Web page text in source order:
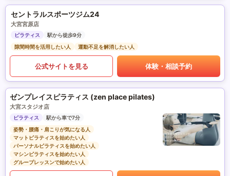
セントラルスポーツジム24
大宮宮原店
ピラティス
駅から徒歩9分
隙間時間を活用したい人
運動不足を解消したい人
公式サイトを見る 体験・相談予約
ゼンプレイスピラティス (zen place pilates)
大宮スタジオ店
ピラティス
駅から車で7分
姿勢・腰痛・肩こりが気になる人
マットピラティスを始めたい人
パーソナルピラティスを始めたい人
マシンピラティスを始めたい人
グループレッスンで始めたい人